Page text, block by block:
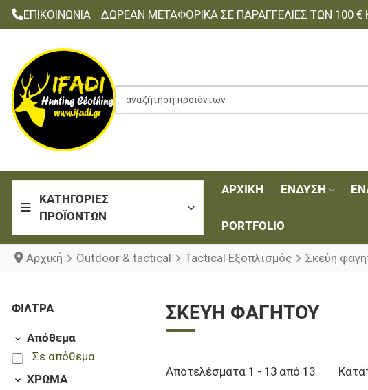
ΕΠΙΚΟΙΝΩΝΊΑ ΔΩΡΕΆΝ ΜΕΤΑΦΟΡΙΚΆ ΣΕ ΠΑΡΑΓΓΕΛΊΕΣ ΤΩΝ 100 €
αναζήτηση προϊόντων
ΚΑΤΗΓΟΡΊΕΣ
ΠΡΟΪΌΝΤΩΝ
ΑΡΧΙΚΉ ΈΝΔΥΣΗ
PORTFOLIO
Αρχική Outdoor & tactical Tactical Εξοπλισμός Σκεύη
ΦΊΛΤΡΑ
Απόθεμα
Σε απόθεμα
ΧΡΩΜΑ
ΣΚΕΎΗ ΦΑΓΗΤΟΎ
Αποτελέσματα 1 - 13 από 13